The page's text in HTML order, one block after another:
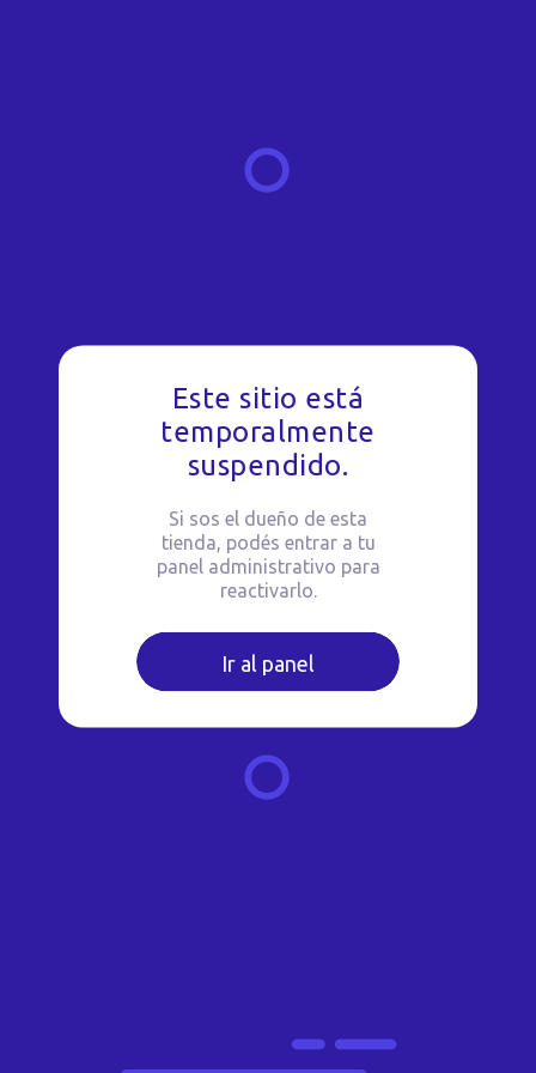
Este sitio está
temporalmente
suspendido.
Si sos el dueño de esta
tienda, podés entrar a tu
panel administrativo para
reactivarlo.
Ir al panel